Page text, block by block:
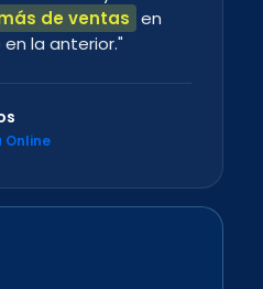
de ventas en
la anterior."
Online